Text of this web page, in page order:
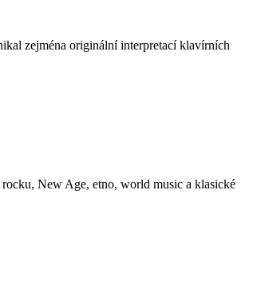
zejména originální interpretací klavírních
New Age, etno, world music a klasické